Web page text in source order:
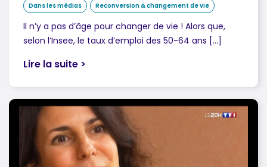
Dans les médias Reconversion & changement de vie
Il n’y a pas d’âge pour changer de vie ! Alors que,
selon l’Insee, le taux d’emploi des 50-64 ans […]
Lire la suite >